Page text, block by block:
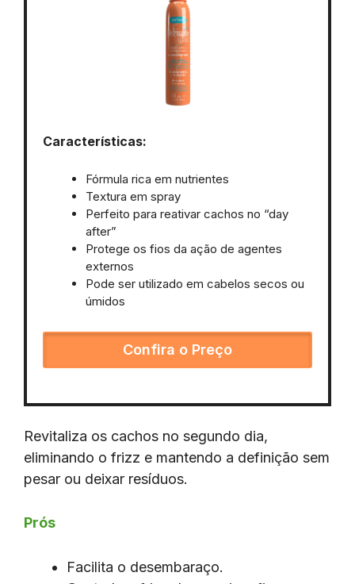
Características:
Fórmula rica em nutrientes
Textura em spray
Perfeito para reativar cachos no “day
after”
Protege os fios da ação de agentes
externos
Pode ser utilizado em cabelos secos ou
úmidos
Confira o Preço
Revitaliza os cachos no segundo dia,
eliminando o frizz e mantendo a definição sem
pesar ou deixar resíduos.
Prós
Facilita o desembaraço.